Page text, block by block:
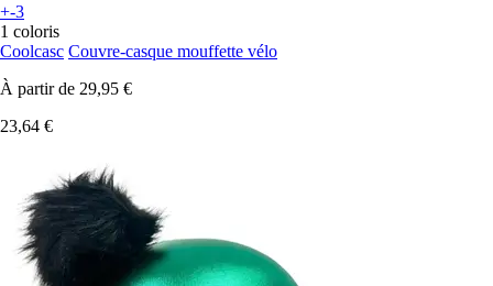
+-3
1 coloris
Coolcasc Couvre-casque mouffette vélo
À partir de 29,95 €
23,64 €